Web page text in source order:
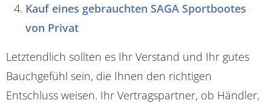
Kauf eines gebrauchten SAGA Sportbootes
von Privat
Letztendlich sollten es Ihr Verstand und Ihr gutes
Bauchgefühl sein, die Ihnen den richtigen
Entschluss weisen. Ihr Vertragspartner, ob Händler,